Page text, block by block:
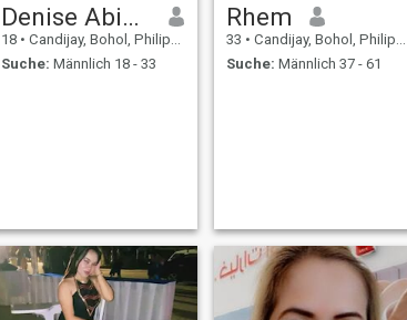
Denise Abiñon
18 • Candijay, Bohol, Philippinen
Suche: Männlich 18 - 33
Rhem
33 • Candijay, Bohol, Philippinen
Suche: Männlich 37 - 61